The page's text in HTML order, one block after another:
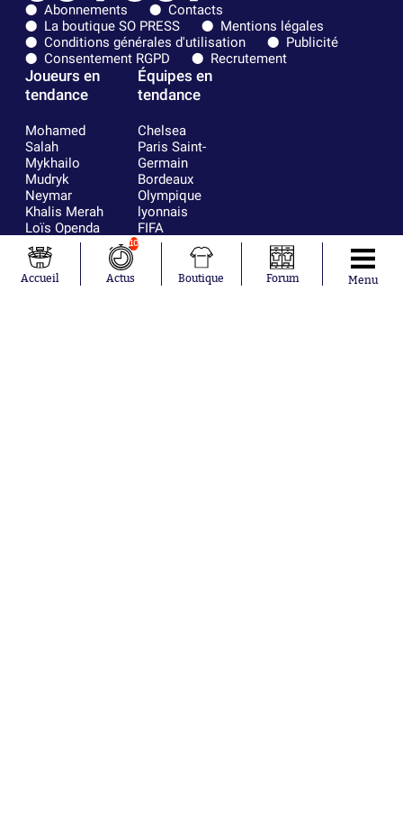
Abonnements
Contacts
La boutique SO PRESS
Mentions légales
Conditions générales d'utilisation
Publicité
Consentement RGPD
Recrutement
Joueurs en
tendance
Mohamed
Salah
Mykhailo
Mudryk
Neymar
Khalis Merah
Loïs Openda
Moussa
Niakhaté
Nicolás
Équipes en
tendance
Chelsea
Paris Saint-
Germain
Bordeaux
Olympique
lyonnais
FIFA
Real Madrid
RC Strasbourg
AC Milan
Accueil
10
Actus Boutique Forum Menu